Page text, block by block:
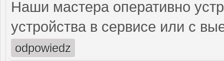
Наши мастера оперативно
устройства в сервисе или с
odpowiedz